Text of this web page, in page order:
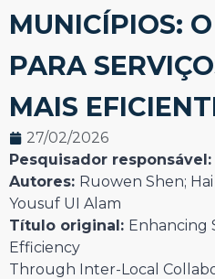
MUNICÍPIOS:
PARA
MAIS
27/02/2026
Pesquisador responsável:
Autores: Ruowen Shen;
Yousuf UI Alam
Título original: Enhancing
Efficiency
Through Inter-Local